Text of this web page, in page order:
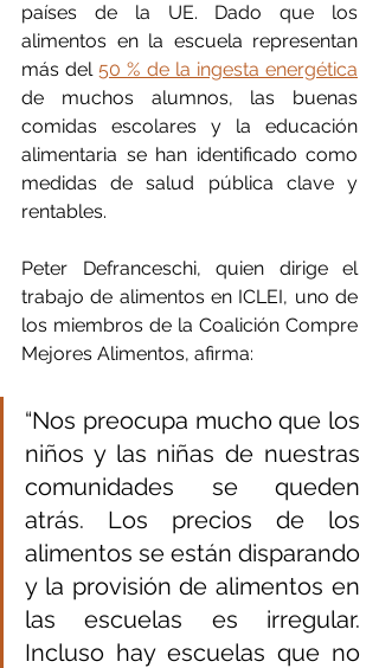
países de la UE. Dado que los
alimentos en la escuela representan
más del 50 % de la ingesta energética
de muchos alumnos, las buenas
comidas escolares y la educación
alimentaria se han identificado como
medidas de salud pública clave y
rentables.
Peter Defranceschi, quien dirige el
trabajo de alimentos en ICLEI, uno de
los miembros de la Coalición Compre
Mejores Alimentos, afirma:
“Nos preocupa mucho que los
niños y las niñas de nuestras
comunidades se queden
atrás. Los precios de los
alimentos se están disparando
y la provisión de alimentos en
las escuelas es irregular.
Incluso hay escuelas que no